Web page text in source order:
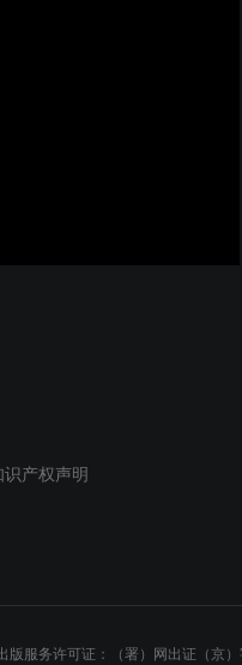
识产权声明
版服务许可证：（署）网出证（京